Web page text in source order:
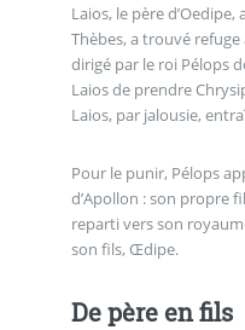
Laios, le père
Thèbes, a trouvé refuge
dirigé par le roi Pélops
Laios de prendre
Laios, par jalousie,
Pour le punir, Pélops
d’Apollon : son propre
reparti vers son
son fils, Œdipe.
De père en fils